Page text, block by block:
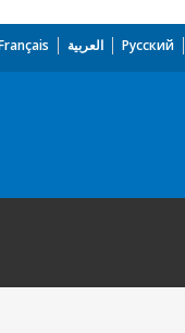
العربية Русский